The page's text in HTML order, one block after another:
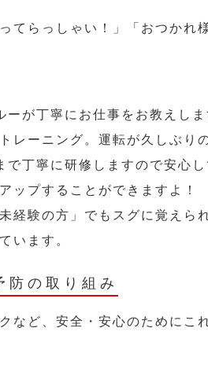
らっしゃい！」「おつかれ
が丁寧にお仕事をお教えしま
レーニング。運転が久しぶり
丁寧に研修しますので安心
ップすることができますよ！
経験の方」でもスグに覚えら
います。
防の取り組み
など、安全・安心のためにこ